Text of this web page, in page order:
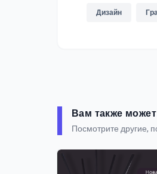
Дизайн
Вам также
Посмотрите другие,